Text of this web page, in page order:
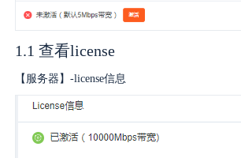
镭速FTP加速
内外网文件交换
数据协作
关于镭速
帮助中心
1.1 查看license
【服务器】-license信息